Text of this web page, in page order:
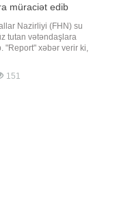
müraciət edib
Nazirliyi (FHN) su
tutan vətəndaşlara
"Report" xəbər verir ki,
etməyin vacibliyi
ölkə ərazisində, o
151